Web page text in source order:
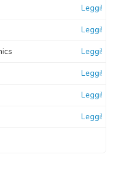
Leggi!
Leggi!
Leggi!
Leggi!
Leggi!
Leggi!